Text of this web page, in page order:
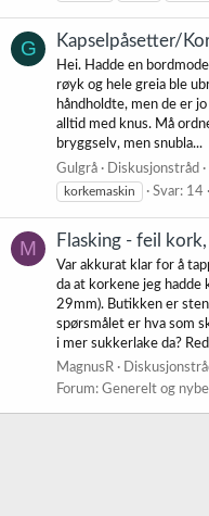
G Kapselpåsetter/
Hei. Hadde en
røyk og hele greia ble
håndholdte, men de er
alltid med knus. Må
bryggselv, men snubla...
Gulgrå
Diskusjonstråd
korkemaskin
Svar: 14
M Flasking - feil
Var akkurat klar for å
da at korkene jeg
29mm). Butikken er
spørsmålet er hva som
i mer sukkerlake da?
MagnusR
Forum: Generelt og